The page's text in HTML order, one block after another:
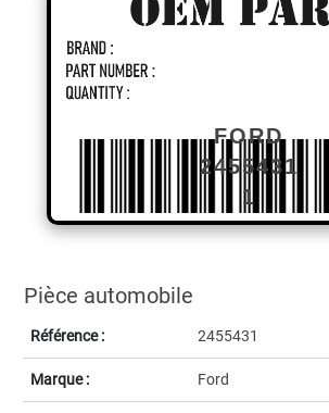
Pièce automobile
Référence : 2455431
Marque : Ford
FORD
2455431
1